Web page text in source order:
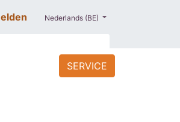
Nederlands (BE)
PROMO
SERVICE